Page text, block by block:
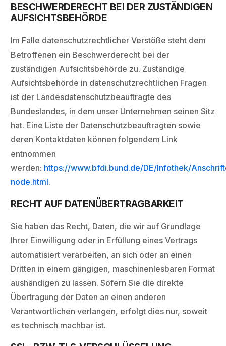
BESCHWERDERECHT BEI DER ZUSTÄNDIGEN
AUFSICHTSBEHÖRDE
Im Falle datenschutzrechtlicher Verstöße steht dem
Betroffenen ein Beschwerderecht bei der
zuständigen Aufsichtsbehörde zu. Zuständige
Aufsichtsbehörde in datenschutzrechtlichen Fragen
ist der Landesdatenschutzbeauftragte des
Bundeslandes, in dem unser Unternehmen seinen Sitz
hat. Eine Liste der Datenschutzbeauftragten sowie
deren Kontaktdaten können folgendem Link
entnommen
werden: https://www.bfdi.bund.de/DE/Infothek/
node.html.
RECHT AUF DATENÜBERTRAGBARKEIT
Sie haben das Recht, Daten, die wir auf Grundlage
Ihrer Einwilligung oder in Erfüllung eines Vertrags
automatisiert verarbeiten, an sich oder an einen
Dritten in einem gängigen, maschinenlesbaren Format
aushändigen zu lassen. Sofern Sie die direkte
Übertragung der Daten an einen anderen
Verantwortlichen verlangen, erfolgt dies nur, soweit
es technisch machbar ist.